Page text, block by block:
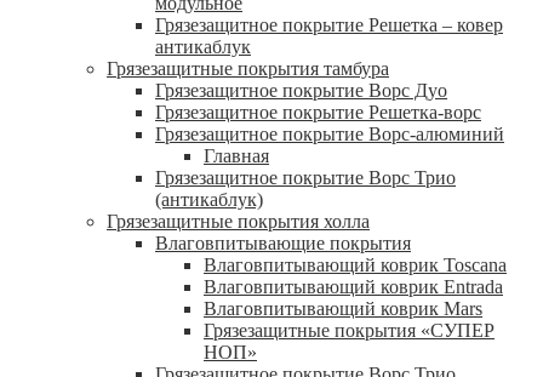
Грязезащитное покрытие Решетка – ковер
антикаблук
Грязезащитные покрытия тамбура
Грязезащитное покрытие Ворс Дуо
Грязезащитное покрытие Решетка-ворс
Грязезащитное покрытие Ворс-алюминий
Главная
Грязезащитное покрытие Ворс Трио
(антикаблук)
Грязезащитные покрытия холла
Влаговпитывающие покрытия
Влаговпитывающий коврик Toscana
Влаговпитывающий коврик Entrada
Влаговпитывающий коврик Mars
Грязезащитные покрытия «СУПЕР
НОП»